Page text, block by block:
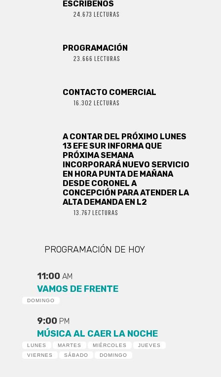
ESCRÍBENOS
24.673 LECTURAS
PROGRAMACIÓN
23.666 LECTURAS
CONTACTO COMERCIAL
16.302 LECTURAS
A CONTAR DEL PRÓXIMO LUNES
13 EFE SUR INFORMA QUE
PRÓXIMA SEMANA
INCORPORARÁ NUEVO SERVICIO
EN HORA PUNTA DE MAÑANA
DESDE CORONEL A
CONCEPCIÓN PARA ATENDER LA
ALTA DEMANDA EN L2
13.767 LECTURAS
PROGRAMACIÓN DE HOY
11:00 AM
VAMOS DE FRENTE
DOMINGO
9:00 PM
MÚSICA AL CAER LA NOCHE
LUNES MARTES MIÉRCOLES
JUEVES
VIERNES
SÁBADO DOMINGO